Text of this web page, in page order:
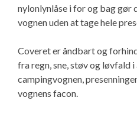
nylonlynlåse i for og bag gør
vognen uden at tage hele
Coveret er åndbart og
fra regn, sne, støv og løvfald
campingvognen,
vognens facon.